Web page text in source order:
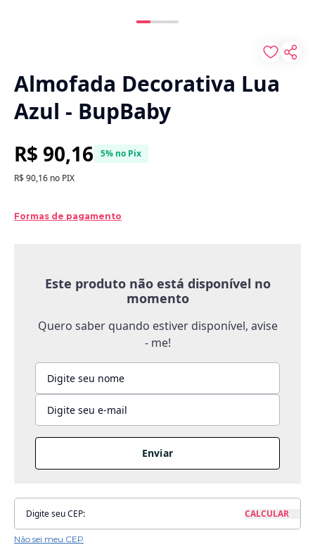
Almofada Decorativa Lua
Azul - BupBaby
R$ 90,16 5% no Pix
R$ 90,16 no PIX
Formas de pagamento
Este produto não está disponível no
momento
Quero saber quando estiver disponível, avise
- me!
Enviar
Não sei meu CEP